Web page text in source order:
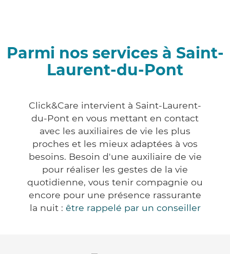
Parmi nos services à Saint-
Laurent-du-Pont
Click&Care intervient à Saint-Laurent-
du-Pont en vous mettant en contact
avec les auxiliaires de vie les plus
proches et les mieux adaptées à vos
besoins. Besoin d'une auxiliaire de vie
pour réaliser les gestes de la vie
quotidienne, vous tenir compagnie ou
encore pour une présence rassurante
la nuit : être rappelé par un conseiller